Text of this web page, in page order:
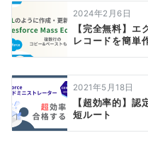
2024年2月6日
【完全無料】
レコードを簡単
2021年5月18日
【超効率的】
短ルート